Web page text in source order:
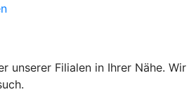
unserer Filialen in Ihrer Nähe. Wir